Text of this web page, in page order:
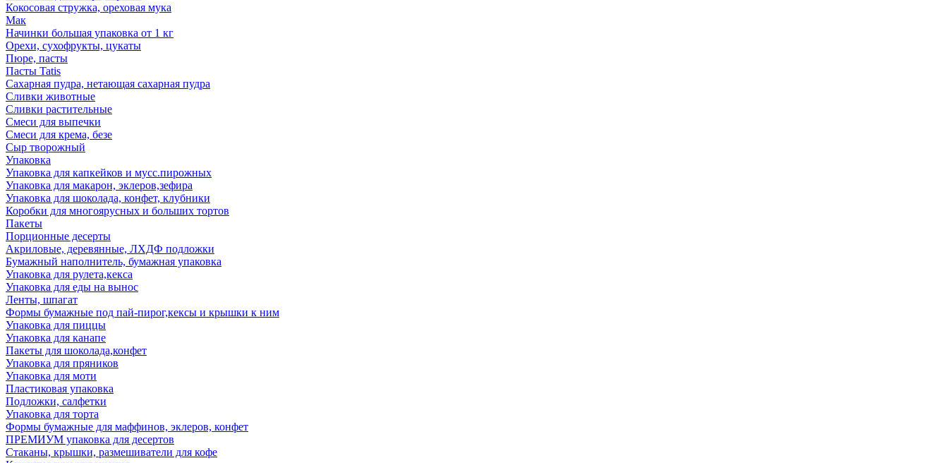
Кокосовая стружка, ореховая мука
Мак
Начинки большая упаковка от 1 кг
Орехи, сухофрукты, цукаты
Пюре, пасты
Пасты Tatis
Сахарная пудра, нетающая сахарная пудра
Сливки животные
Сливки растительные
Смеси для выпечки
Смеси для крема, безе
Сыр творожный
Упаковка
Упаковка для капкейков и мусс.пирожных
Упаковка для макарон, эклеров,зефира
Упаковка для шоколада, конфет, клубники
Коробки для многоярусных и больших тортов
Пакеты
Порционные десерты
Акриловые, деревянные, ЛХДФ подложки
Бумажный наполнитель, бумажная упаковка
Упаковка для рулета,кекса
Упаковка для еды на вынос
Ленты, шпагат
Формы бумажные под пай-пирог,кексы и крышки к ним
Упаковка для пиццы
Упаковка для канапе
Пакеты для шоколада,конфет
Упаковка для пряников
Упаковка для моти
Пластиковая упаковка
Подложки, салфетки
Упаковка для торта
Формы бумажные для маффинов, эклеров, конфет
ПРЕМИУМ упаковка для десертов
Стаканы, крышки, размешиватели для кофе